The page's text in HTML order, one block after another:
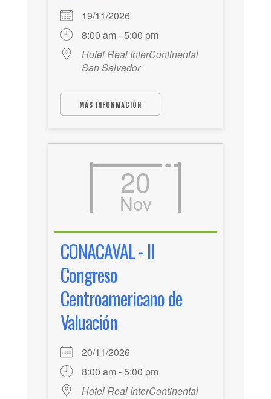
19/11/2026
8:00 am - 5:00 pm
Hotel Real InterContinental
San Salvador
MÁS INFORMACIÓN
20
Nov
CONACAVAL - II
Congreso
Centroamericano de
Valuación
20/11/2026
8:00 am - 5:00 pm
Hotel Real InterContinental